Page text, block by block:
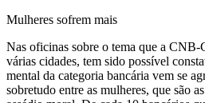
Mulheres sofrem mais
Nas oficinas sobre o tema que a
várias cidades, tem sido possível
mental da categoria bancária vem se
sobretudo entre as mulheres, que são